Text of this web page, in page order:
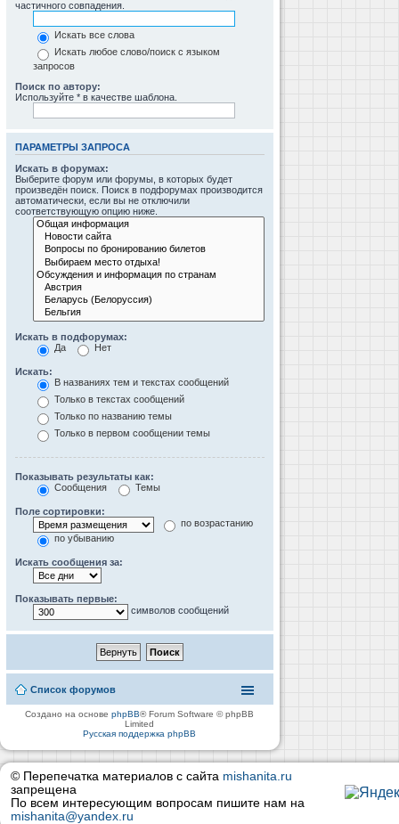
частичного совпадения.
Искать все слова
Искать любое слово/поиск с языком
запросов
Поиск по автору:
Используйте * в качестве шаблона.
ПАРАМЕТРЫ ЗАПРОСА
Искать в форумах:
Выберите форум или форумы, в которых будет
произведён поиск. Поиск в подфорумах производится
автоматически, если вы не отключили
соответствующую опцию ниже.
Искать в подфорумах:
Да
Нет
Искать:
В названиях тем и текстах сообщений
Только в текстах сообщений
Только по названию темы
Только в первом сообщении темы
Показывать результаты как:
Сообщения
Темы
Поле сортировки:
по возрастанию
по убыванию
Искать сообщения за:
Показывать первые:
символов сообщений
Список форумов
Создано на основеphpBB® Forum Software © phpBB
Limited
Русская поддержка phpBB
© Перепечатка материалов с сайта mishanita.ru
запрещена
По всем интересующим вопросам пишите нам на
mishanita@yandex.ru